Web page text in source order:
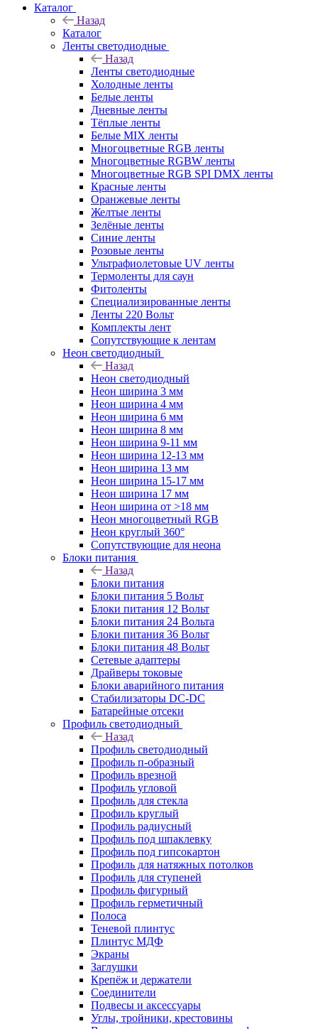
Каталог
Назад
Каталог
Ленты светодиодные
Назад
Ленты светодиодные
Холодные ленты
Белые ленты
Дневные ленты
Тёплые ленты
Белые MIX ленты
Многоцветные RGB ленты
Многоцветные RGBW ленты
Многоцветные RGB SPI DMX ленты
Красные ленты
Оранжевые ленты
Желтые ленты
Зелёные ленты
Синие ленты
Розовые ленты
Ультрафиолетовые UV ленты
Термоленты для саун
Фитоленты
Специализированные ленты
Ленты 220 Вольт
Комплекты лент
Сопутствующие к лентам
Неон светодиодный
Назад
Неон светодиодный
Неон ширина 3 мм
Неон ширина 4 мм
Неон ширина 6 мм
Неон ширина 8 мм
Неон ширина 9-11 мм
Неон ширина 12-13 мм
Неон ширина 13 мм
Неон ширина 15-17 мм
Неон ширина 17 мм
Неон ширина от >18 мм
Неон многоцветный RGB
Неон круглый 360°
Сопутствующие для неона
Блоки питания
Назад
Блоки питания
Блоки питания 5 Вольт
Блоки питания 12 Вольт
Блоки питания 24 Вольта
Блоки питания 36 Вольт
Блоки питания 48 Вольт
Сетевые адаптеры
Драйверы токовые
Блоки аварийного питания
Стабилизаторы DC-DC
Батарейные отсеки
Профиль светодиодный
Назад
Профиль светодиодный
Профиль п-образный
Профиль врезной
Профиль угловой
Профиль для стекла
Профиль круглый
Профиль радиусный
Профиль под шпаклевку
Профиль под гипсокартон
Профиль для натяжных потолков
Профиль для ступеней
Профиль фигурный
Профиль герметичный
Полоса
Теневой плинтус
Плинтус МДФ
Экраны
Заглушки
Крепёж и держатели
Соединители
Подвесы и аксессуары
Углы, тройники, крестовины